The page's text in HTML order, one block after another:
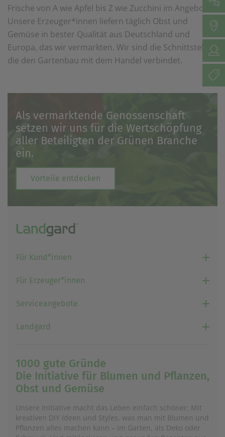
Frische von A wie Apfel bis Z wie Zucchini im Angebot.
Unsere Erzeuger*innen liefern täglich Obst und
Gemüse in bester Qualität aus Deutschland und
Europa, das wir vermarkten. Wir sind die Schnittstelle,
die den Gartenbau mit dem Handel verbindet.
Als vermarktende Genossenschaft
setzen wir uns für die Wertschöpfung
aller Beteiligten der Grünen Branche
ein.
Vorteile entdecken
Für Kund*innen
Für Erzeuger*innen
Serviceangebote
Landgard
1000 gute Gründe
Die Initiative für Blumen und Pflanzen,
Obst und Gemüse
Unsere Initiative macht das Leben einfach schöner: Mit
kreativen DIY Ideen und Styles, was man mit Blumen und
Pflanzen alles machen kann – im Garten, als Deko oder